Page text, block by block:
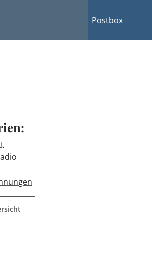
Postbox